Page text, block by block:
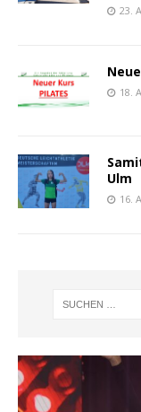
23.
18.
Ulm
16.